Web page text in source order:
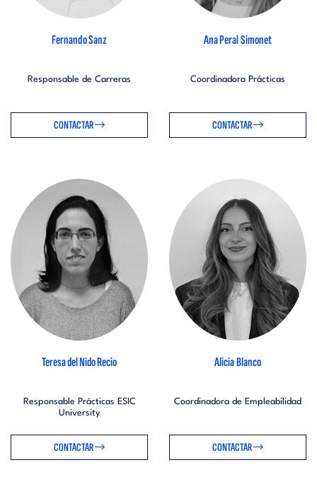
Fernando Sanz
Responsable de Carreras
CONTACTAR
Ana Peral Simonet
Coordinadora Prácticas
CONTACTAR
Teresa del Nido Recio
Responsable Prácticas ESIC
University
CONTACTAR
Alicia Blanco
Coordinadora de Empleabilidad
CONTACTAR